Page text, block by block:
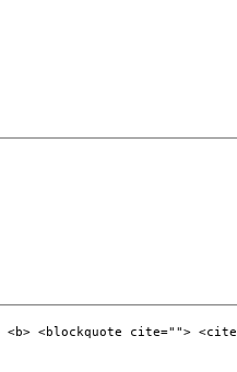
<blockquote cite="">